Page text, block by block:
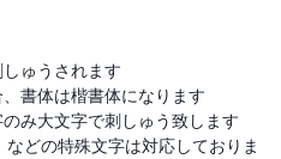
ゅうされます
書体は楷書体になります
み大文字で刺しゅう致します
どの特殊文字は対応しておりま